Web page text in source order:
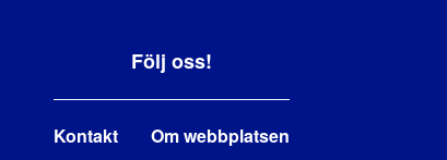
Följ oss!
Kontakt Om webbplatsen